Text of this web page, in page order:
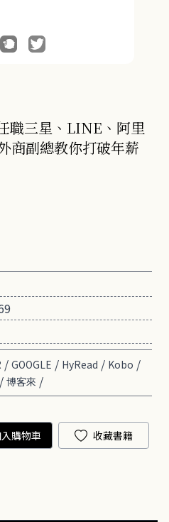
職三星、LINE、阿里
商副總教你打破年薪
/ GOOGLE / HyRead / Kobo /
/ 博客來 /
購物車 收藏書籍